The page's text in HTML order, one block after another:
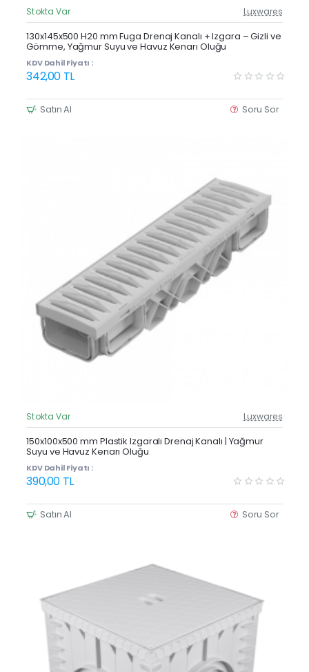
Güncel Fiyat
Yeni Ürün
Stokta Var Luxwares
130x145x500 H20 mm Fuga Drenaj Kanalı + Izgara – Gizli ve
Gömme, Yağmur Suyu ve Havuz Kenarı Oluğu
KDV Dahil Fiyatı :
342,00 TL
Satın Al Soru Sor
Güncel Fiyat
Yeni Ürün
Stokta Var Luxwares
150x100x500 mm Plastik Izgaralı Drenaj Kanalı | Yağmur
Suyu ve Havuz Kenarı Oluğu
KDV Dahil Fiyatı :
390,00 TL
Satın Al Soru Sor